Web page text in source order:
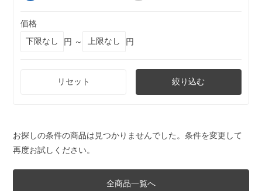
価格
円 ～
円
リセット 絞り込む
お探しの条件の商品は見つかりませんでした。条件を変更して
再度お試しください。
全商品一覧へ